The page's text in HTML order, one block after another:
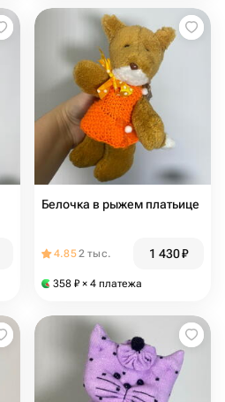
Белочка в рыжем платьице
4.852 тыс. 1 430₽
358 ₽ × 4 платежа